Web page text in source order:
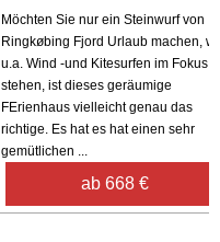
Möchten Sie nur ein Steinwurf von
Ringkøbing Fjord Urlaub machen,
u.a. Wind -und Kitesurfen im Fokus
stehen, ist dieses geräumige
FErienhaus vielleicht genau das
richtige. Es hat es hat einen sehr
gemütlichen ...
ab 668 €